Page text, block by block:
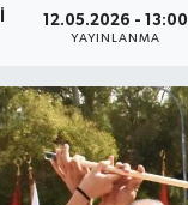
12.05.2026 - 13:00
YAYINLANMA